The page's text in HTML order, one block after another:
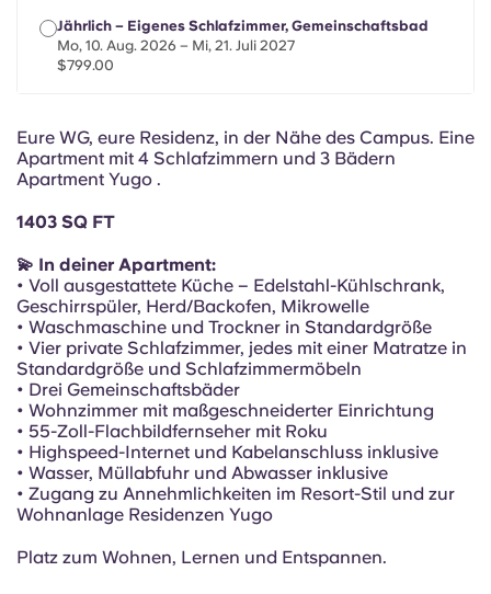
French
Jährlich – Eigenes Schlafzimmer, Gemeinschaftsbad
Mo, 10. Aug. 2026 – Mi, 21. Juli 2027
$799.00
Eure WG, eure Residenz, in der Nähe des Campus. Eine
Apartment mit 4 Schlafzimmern und 3 Bädern
Apartment Yugo .
1403 SQ FT
💫 In deiner Apartment:
• Voll ausgestattete Küche – Edelstahl-Kühlschrank,
Geschirrspüler, Herd/Backofen, Mikrowelle
• Waschmaschine und Trockner in Standardgröße
• Vier private Schlafzimmer, jedes mit einer Matratze in
Standardgröße und Schlafzimmermöbeln
• Drei Gemeinschaftsbäder
• Wohnzimmer mit maßgeschneiderter Einrichtung
• 55-Zoll-Flachbildfernseher mit Roku
• Highspeed-Internet und Kabelanschluss inklusive
• Wasser, Müllabfuhr und Abwasser inklusive
• Zugang zu Annehmlichkeiten im Resort-Stil und zur
Wohnanlage Residenzen Yugo
Platz zum Wohnen, Lernen und Entspannen.